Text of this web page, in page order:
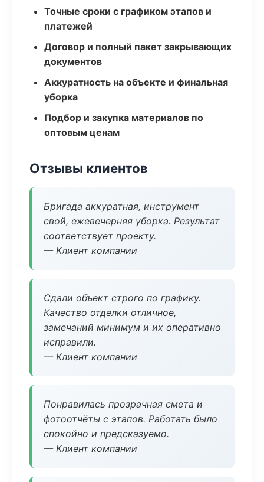
Точные сроки с графиком этапов и
платежей
Договор и полный пакет закрывающих
документов
Аккуратность на объекте и финальная
уборка
Подбор и закупка материалов по
оптовым ценам
Отзывы клиентов
Бригада аккуратная, инструмент
свой, ежевечерняя уборка. Результат
соответствует проекту.
— Клиент компании
Сдали объект строго по графику.
Качество отделки отличное,
замечаний минимум и их оперативно
исправили.
— Клиент компании
Понравилась прозрачная смета и
фотоотчёты с этапов. Работать было
спокойно и предсказуемо.
— Клиент компании